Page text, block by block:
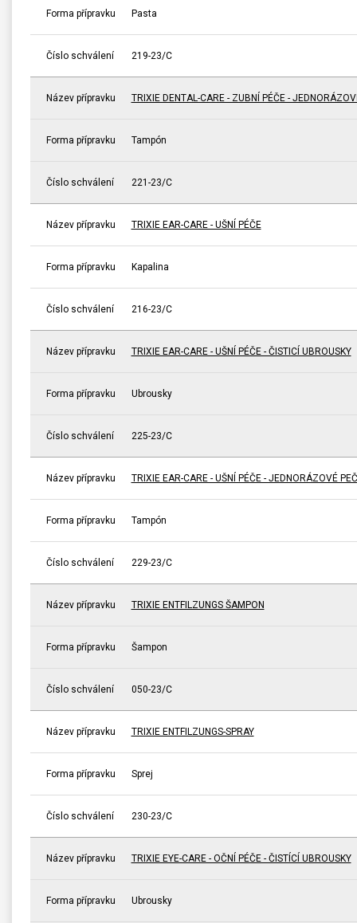
Forma přípravku Pasta
Číslo schválení 219-23/C
Název přípravku TRIXIE DENTAL-CARE - ZUBNÍ PÉČE -
Forma přípravku Tampón
Číslo schválení 221-23/C
Název přípravku TRIXIE EAR-CARE - UŠNÍ PÉČE
Forma přípravku Kapalina
Číslo schválení 216-23/C
Název přípravku TRIXIE EAR-CARE - UŠNÍ PÉČE - ČISTICÍ UBROUSKY
Forma přípravku Ubrousky
Číslo schválení 225-23/C
Název přípravku TRIXIE EAR-CARE - UŠNÍ PÉČE - JEDNORÁZOVÉ
Forma přípravku Tampón
Číslo schválení 229-23/C
Název přípravku TRIXIE ENTFILZUNGS ŠAMPON
Forma přípravku Šampon
Číslo schválení 050-23/C
Název přípravku TRIXIE ENTFILZUNGS-SPRAY
Forma přípravku Sprej
Číslo schválení 230-23/C
Název přípravku TRIXIE EYE-CARE - OČNÍ PÉČE - ČISTÍCÍ UBROUSKY
Forma přípravku Ubrousky